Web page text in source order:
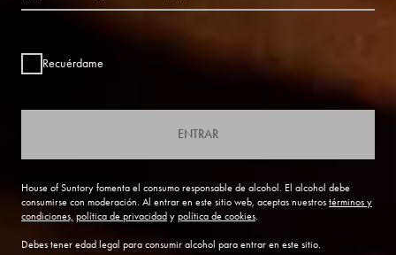
Recuérdame
ENTRAR
House of Suntory fomenta el consumo responsable de alcohol. El alcohol debe
consumirse con moderación. Al entrar en este sitio web, aceptas nuestros términos y
condiciones, política de privacidad y política de cookies.
Debes tener edad legal para consumir alcohol para entrar en este sitio.